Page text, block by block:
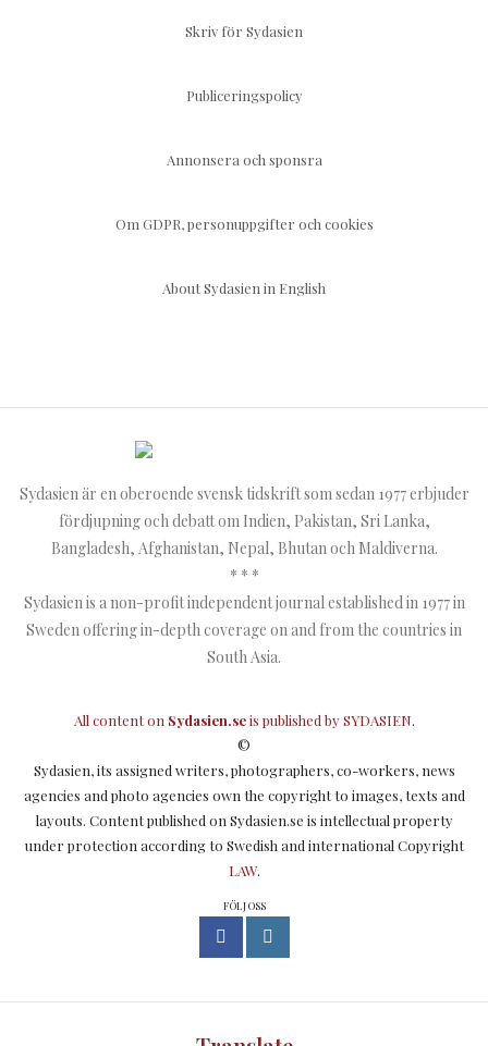
Skriv för Sydasien
Publiceringspolicy
Annonsera och sponsra
Om GDPR, personuppgifter och cookies
About Sydasien in English
Sydasien är en oberoende svensk tidskrift som sedan 1977 erbjuder
fördjupning och debatt om Indien, Pakistan, Sri Lanka,
Bangladesh, Afghanistan, Nepal, Bhutan och Maldiverna.
* * *
Sydasien is a non-profit independent journal established in 1977 in
Sweden offering in-depth coverage on and from the countries in
South Asia.
All content on Sydasien.seis published bySYDASIEN.
©
Sydasien, its assigned writers, photographers, co-workers, news
agencies and photo agencies own the copyright to images, texts and
layouts. Content published on Sydasien.se is intellectual property
under protection according to Swedish and international Copyright
LAW.
FÖLJ OSS